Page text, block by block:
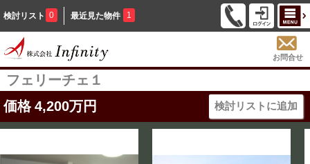
検討リスト 0 最近見た物件 1
お問合せ
フェリーチェ１
価格 4,200万円 検討リストに追加